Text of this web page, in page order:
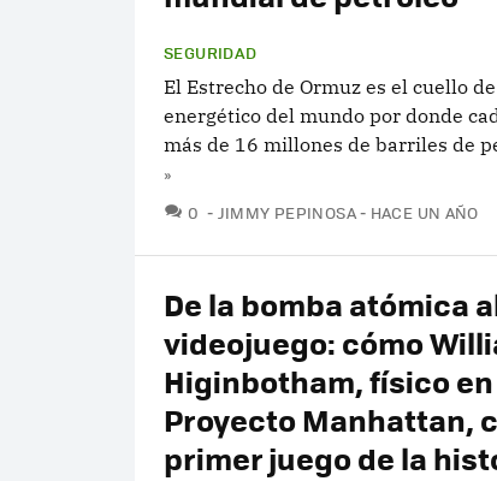
SEGURIDAD
El Estrecho de Ormuz es el cuello
energético del mundo por donde
más de 16 millones de barriles de
»
0 COMENTARIOS
JIMMY PEPINOSA HACE UN AÑO
De la bomba atómica
videojuego: cómo
Higinbotham, físico
Proyecto Manhattan,
primer juego de la